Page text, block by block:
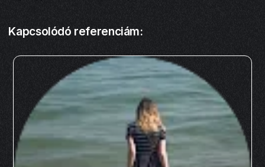
Kapcsolódó referenciám: